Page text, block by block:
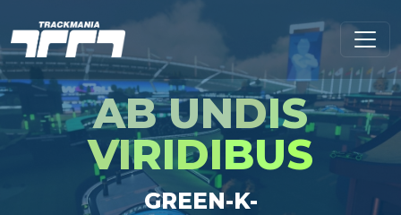
AB UNDIS
VIRIDIBUS
GREEN-K-